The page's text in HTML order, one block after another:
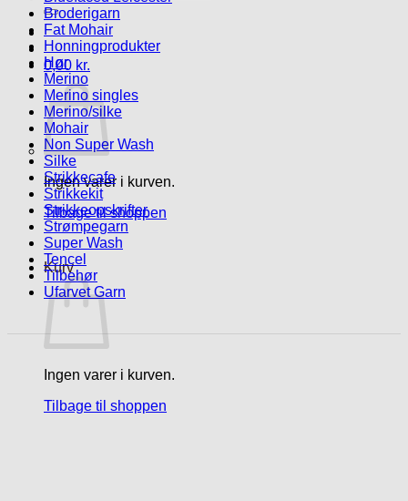
efter:
0,00 kr.
Ingen varer i kurven.
Tilbage til shoppen
Kurv
Ingen varer i kurven.
Tilbage til shoppen
Broderigarn
Fat Mohair
Honningprodukter
Hør
Merino
Merino singles
Merino/silke
Mohair
Non Super Wash
Silke
Strikkecafe
Strikkekit
Strikkeopskrifter
Strømpegarn
Super Wash
Tencel
Tilbehør
Ufarvet Garn